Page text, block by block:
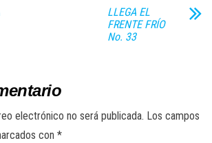
LLEGA EL
FRENTE FRÍO
No. 33
electrónico no será publicada. Los campos
con *